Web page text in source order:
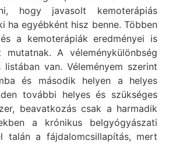
hogy javasolt kemoterápiás
ha egyébként hisz benne. Többen
a kemoterápiák eredményei is
A véleménykülönbség
van. Véleményem szerint
és második helyen a helyes
további helyes és szükséges
beavatkozás csak a harmadik
a krónikus belgyógyászati
talán a fájdalomcsillapítás, mert